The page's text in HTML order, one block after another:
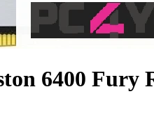
6400 Fury